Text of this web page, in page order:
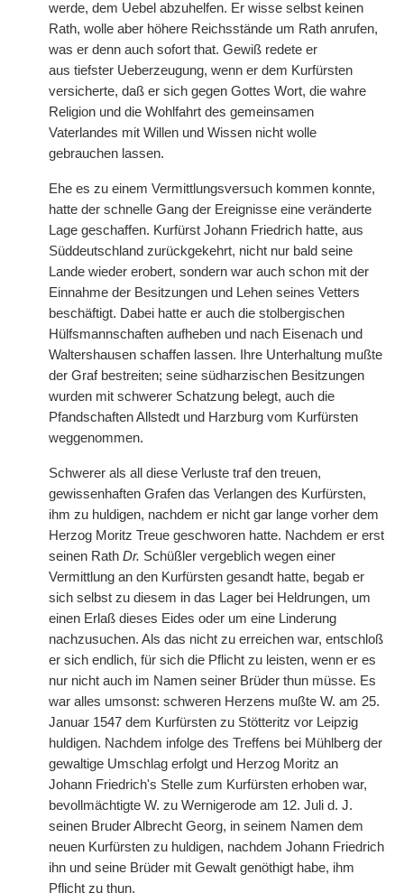
werde, dem Uebel abzuhelfen. Er wisse selbst keinen
Rath, wolle aber höhere Reichsstände um Rath anrufen,
was er denn auch sofort that. Gewiß redete er
aus tiefster Ueberzeugung, wenn er dem Kurfürsten
versicherte, daß er sich gegen Gottes Wort, die wahre
Religion und die Wohlfahrt des gemeinsamen
Vaterlandes mit Willen und Wissen nicht wolle
gebrauchen lassen.
Ehe es zu einem Vermittlungsversuch kommen konnte,
hatte der schnelle Gang der Ereignisse eine veränderte
Lage geschaffen. Kurfürst Johann Friedrich hatte, aus
Süddeutschland zurückgekehrt, nicht nur bald seine
Lande wieder erobert, sondern war auch schon mit der
Einnahme der Besitzungen und Lehen seines Vetters
beschäftigt. Dabei hatte er auch die stolbergischen
Hülfsmannschaften aufheben und nach Eisenach und
Waltershausen schaffen lassen. Ihre Unterhaltung mußte
der Graf bestreiten; seine südharzischen Besitzungen
wurden mit schwerer Schatzung belegt, auch die
Pfandschaften Allstedt und Harzburg vom Kurfürsten
weggenommen.
Schwerer als all diese Verluste traf den treuen,
gewissenhaften Grafen das Verlangen des Kurfürsten,
ihm zu huldigen, nachdem er nicht gar lange vorher dem
Herzog Moritz Treue geschworen hatte. Nachdem er erst
seinen Rath Dr. Schüßler vergeblich wegen einer
Vermittlung an den Kurfürsten gesandt hatte, begab er
sich selbst zu diesem in das Lager bei Heldrungen, um
einen Erlaß dieses Eides oder um eine Linderung
nachzusuchen. Als das nicht zu erreichen war, entschloß
er sich endlich, für sich die Pflicht zu leisten, wenn er es
nur nicht auch im Namen seiner Brüder thun müsse. Es
war alles umsonst: schweren Herzens mußte W. am 25.
Januar 1547 dem Kurfürsten zu Stötteritz vor Leipzig
huldigen. Nachdem infolge des Treffens bei Mühlberg der
gewaltige Umschlag erfolgt und Herzog Moritz an
Johann Friedrich's Stelle zum Kurfürsten erhoben war,
bevollmächtigte W. zu Wernigerode am 12. Juli d. J.
seinen Bruder Albrecht Georg, in seinem Namen dem
neuen Kurfürsten zu huldigen, nachdem Johann Friedrich
ihn und seine Brüder mit Gewalt genöthigt habe, ihm
Pflicht zu thun.